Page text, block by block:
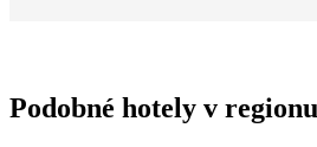
Podobné hotely v regionu